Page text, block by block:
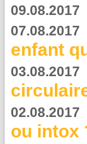
09.08.2017
07.08.2017
enfant
03.08.2017
02.08.2017
ou intox